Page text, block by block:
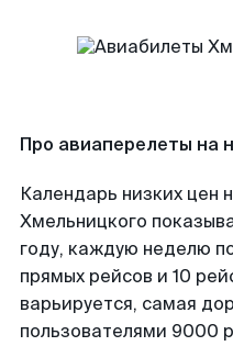
Про авиаперелеты на
Календарь низких цен
Хмельницкого
году, каждую неделю
прямых рейсов и 10
варьируется, самая
пользователями 9000